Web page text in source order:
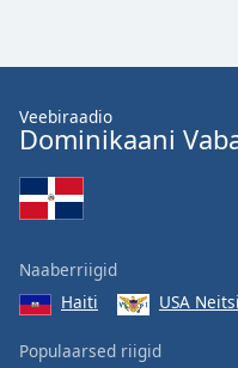
Veebiraadio
Dominikaani
Naaberriigid
Haiti
USA
Populaarsed riigid